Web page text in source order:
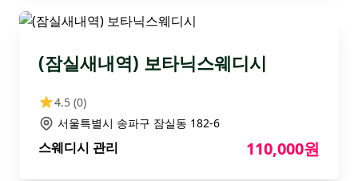
(잠실새내역) 보타닉스웨디시
4.5 (0)
서울특별시 송파구 잠실동 182-6
스웨디시 관리 110,000원